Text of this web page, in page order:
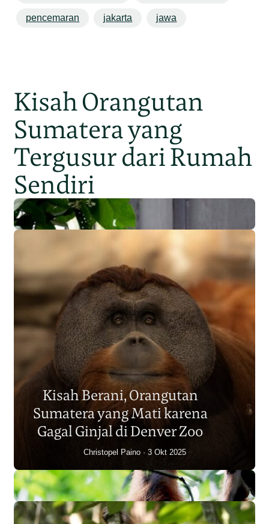
pencemaran jakarta jawa
Kisah Orangutan
Sumatera yang
Tergusur dari Rumah
Sendiri
Populasi Orangutan
Sumatera Berkurang 2.700
Individu dalam Satu Dekade?
Junaidi Hanafiah 14 Jul 2026
Kisah Berani, Orangutan
Sumatera yang Mati karena
Gagal Ginjal di Denver Zoo
Christopel Paino 3 Okt 2025